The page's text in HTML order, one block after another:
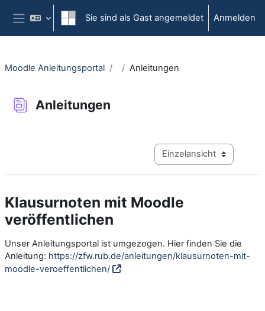
Zum Hauptinhalt
Website-Übersicht
Sie sind als Gast angemeldet Anmelden
Moodle Anleitungsportal Anleitungen
Anleitungen
Modus Tertiärnavigation
Klausurnoten mit Moodle
veröffentlichen
Unser Anleitungsportal ist umgezogen. Hier finden Sie die
Anleitung: https://zfw.rub.de/anleitungen/klausurnoten-mit-
moodle-veroeffentlichen/